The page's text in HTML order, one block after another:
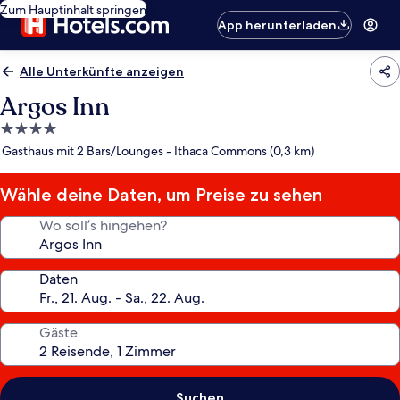
Zum Hauptinhalt springen
App herunterladen
Alle Unterkünfte anzeigen
Argos Inn
4.0-
Sterne-
Gasthaus mit 2 Bars/Lounges - Ithaca Commons (0,3 km)
Wähle deine Daten, um Preise zu sehen
Wo soll’s hingehen?
Daten
Gäste